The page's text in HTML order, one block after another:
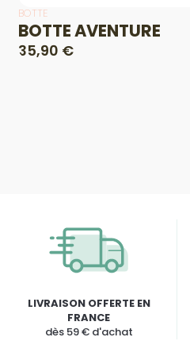
BOTTE
BOTTE AVENTURE
35,90 €
LIVRAISON OFFERTE EN
FRANCE
dès 59 € d'achat